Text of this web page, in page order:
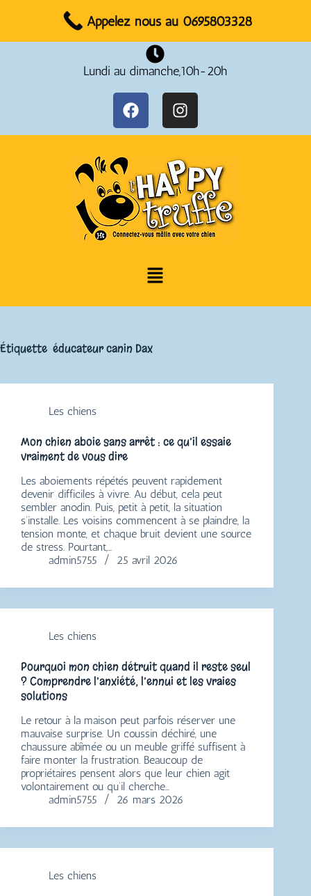
Réservez votre rendez-vous dès maintenant !
Lundi au dimanche,10h-20h
Étiquette éducateur canin Dax
Les chiens
Mon chien aboie sans arrêt : ce qu’il essaie
vraiment de vous dire
Les aboiements répétés peuvent rapidement
devenir difficiles à vivre. Au début, cela peut
sembler anodin. Puis, petit à petit, la situation
s’installe. Les voisins commencent à se plaindre, la
tension monte, et chaque bruit devient une source
de stress. Pourtant,…
admin5755
25 avril 2026
Les chiens
Pourquoi mon chien détruit quand il reste seul
? Comprendre l’anxiété, l’ennui et les vraies
solutions
Le retour à la maison peut parfois réserver une
mauvaise surprise. Un coussin déchiré, une
chaussure abîmée ou un meuble griffé suffisent à
faire monter la frustration. Beaucoup de
propriétaires pensent alors que leur chien agit
volontairement ou qu’il cherche…
admin5755
26 mars 2026
Les chiens
Appelez nous au 0695803328